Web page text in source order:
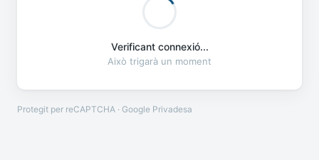
Verificant connexió...
Això trigarà un moment
Protegit per reCAPTCHA · Google Privadesa